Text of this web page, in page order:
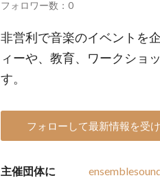
フォロワー数：0
非営利で音楽のイベントを
ィーや、教育、ワークショ
す。
フォローして最新情報を受
主催団体に